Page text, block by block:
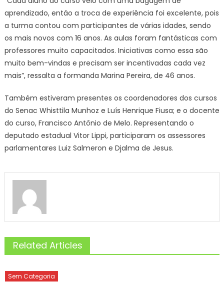
aprendizado, então a troca de experiência foi excelente, pois
a turma contou com participantes de várias idades, sendo
os mais novos com 16 anos. As aulas foram fantásticas com
professores muito capacitados. Iniciativas como essa são
muito bem-vindas e precisam ser incentivadas cada vez
mais”, ressalta a formanda Marina Pereira, de 46 anos.
Também estiveram presentes os coordenadores dos cursos
do Senac Whisttila Munhoz e Luís Henrique Fiusa; e o docente
do curso, Francisco Antônio de Melo. Representando o
deputado estadual Vitor Lippi, participaram os assessores
parlamentares Luiz Salmeron e Djalma de Jesus.
Related Articles
Sem Categoria